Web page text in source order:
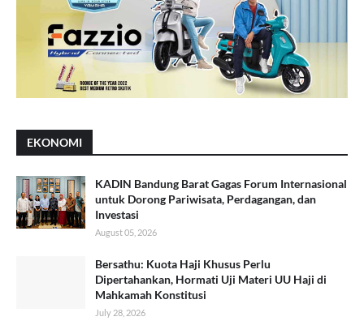
EKONOMI
KADIN Bandung Barat Gagas Forum Internasional
untuk Dorong Pariwisata, Perdagangan, dan
Investasi
August 05, 2026
Bersathu: Kuota Haji Khusus Perlu
Dipertahankan, Hormati Uji Materi UU Haji di
Mahkamah Konstitusi
July 28, 2026